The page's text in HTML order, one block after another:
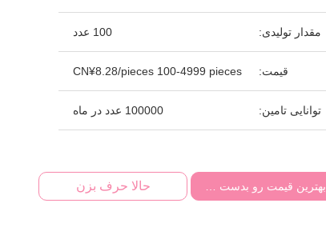
مقدار تولیدی: 100 عدد
قیمت: CN¥8.28/pieces 100-4999 pieces
توانایی تامین: 100000 عدد در ماه
بهترین قیمت رو بدست بیار حالا حرف بزن